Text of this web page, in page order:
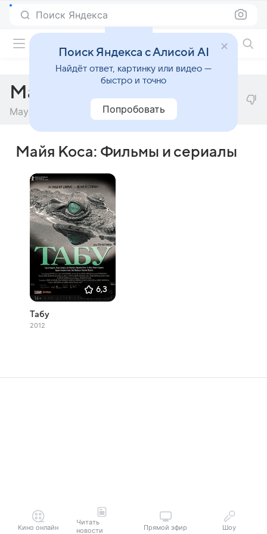
Поиск Яндекса
Майя Коса
Maya Kosa
Майя Коса: Фильмы и сериалы
6,3
Табу
2012
Кино онлайн
Читать
новости
Прямой эфир Шоу
Поиск Яндекса с Алисой AI
Найдёт ответ, картинку или видео —
быстро и точно
Попробовать